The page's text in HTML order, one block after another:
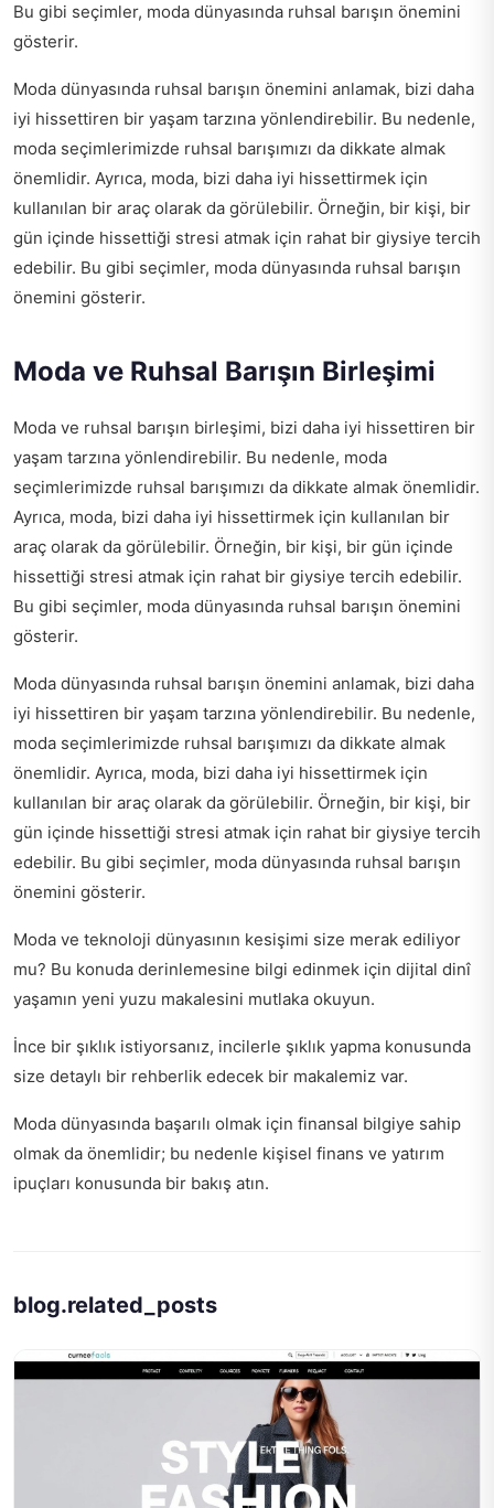
Bu gibi seçimler, moda dünyasında ruhsal barışın önemini
gösterir.
Moda dünyasında ruhsal barışın önemini anlamak, bizi daha
iyi hissettiren bir yaşam tarzına yönlendirebilir. Bu nedenle,
moda seçimlerimizde ruhsal barışımızı da dikkate almak
önemlidir. Ayrıca, moda, bizi daha iyi hissettirmek için
kullanılan bir araç olarak da görülebilir. Örneğin, bir kişi, bir
gün içinde hissettiği stresi atmak için rahat bir giysiye tercih
edebilir. Bu gibi seçimler, moda dünyasında ruhsal barışın
önemini gösterir.
Moda ve Ruhsal Barışın Birleşimi
Moda ve ruhsal barışın birleşimi, bizi daha iyi hissettiren bir
yaşam tarzına yönlendirebilir. Bu nedenle, moda
seçimlerimizde ruhsal barışımızı da dikkate almak önemlidir.
Ayrıca, moda, bizi daha iyi hissettirmek için kullanılan bir
araç olarak da görülebilir. Örneğin, bir kişi, bir gün içinde
hissettiği stresi atmak için rahat bir giysiye tercih edebilir.
Bu gibi seçimler, moda dünyasında ruhsal barışın önemini
gösterir.
Moda dünyasında ruhsal barışın önemini anlamak, bizi daha
iyi hissettiren bir yaşam tarzına yönlendirebilir. Bu nedenle,
moda seçimlerimizde ruhsal barışımızı da dikkate almak
önemlidir. Ayrıca, moda, bizi daha iyi hissettirmek için
kullanılan bir araç olarak da görülebilir. Örneğin, bir kişi, bir
gün içinde hissettiği stresi atmak için rahat bir giysiye tercih
edebilir. Bu gibi seçimler, moda dünyasında ruhsal barışın
önemini gösterir.
Moda ve teknoloji dünyasının kesişimi size merak ediliyor
mu? Bu konuda derinlemesine bilgi edinmek için dijital dinî
yaşamın yeni yuzu makalesini mutlaka okuyun.
İnce bir şıklık istiyorsanız, incilerle şıklık yapma konusunda
size detaylı bir rehberlik edecek bir makalemiz var.
Moda dünyasında başarılı olmak için finansal bilgiye sahip
olmak da önemlidir; bu nedenle kişisel finans ve yatırım
ipuçları konusunda bir bakış atın.
blog.related_posts